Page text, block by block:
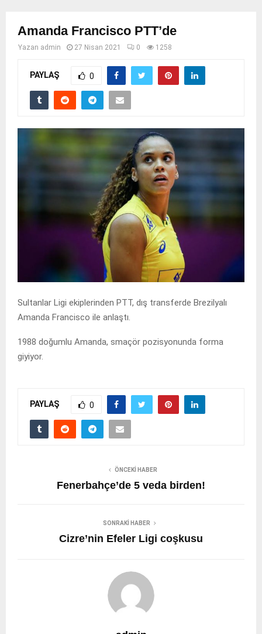
Amanda Francisco PTT’de
Yazan admin 27 Nisan 2021 0 1258
PAYLAŞ 0
Sultanlar Ligi ekiplerinden PTT, dış transferde Brezilyalı
Amanda Francisco ile anlaştı.
1988 doğumlu Amanda, smaçör pozisyonunda forma
giyiyor.
PAYLAŞ 0
ÖNCEKI HABER
Fenerbahçe’de 5 veda birden!
SONRAKI HABER
Cizre’nin Efeler Ligi coşkusu